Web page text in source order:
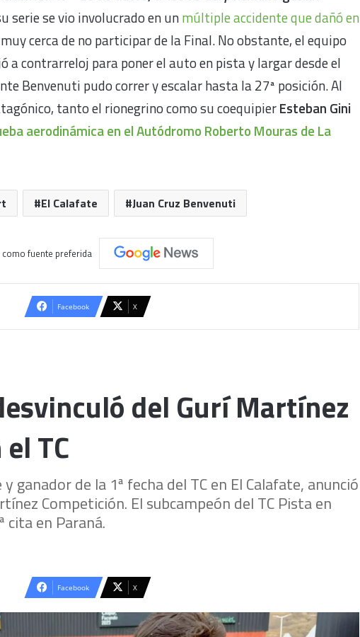
serie se vio involucrado en unmúltiple accidente que dañó en
cerca de no participar de la Final. No obstante, el equipo
a contrarreloj para poner el auto en pista y largar desde el
Benvenuti pudo correr y escalar hasta la 27ª posición. Al
tanto el rionegrino como su coequipierEsteban Gini
aerodinámica en el Autódromo Roberto Mouras de La
El Calafate Juan Cruz Benvenuti
fuente preferida
Facebook X